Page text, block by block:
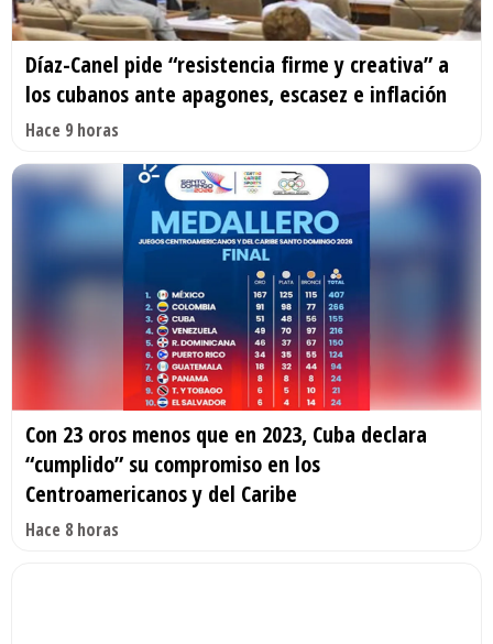
Díaz-Canel pide “resistencia firme y creativa” a
los cubanos ante apagones, escasez e inflación
Hace 9 horas
Con 23 oros menos que en 2023, Cuba declara
“cumplido” su compromiso en los
Centroamericanos y del Caribe
Hace 8 horas